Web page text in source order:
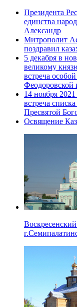
Президента
единства
Александр
Митрополит
поздравил
5 декабря в
великому
встреча
14 ноября
встреча
Пресвятой
Освящение